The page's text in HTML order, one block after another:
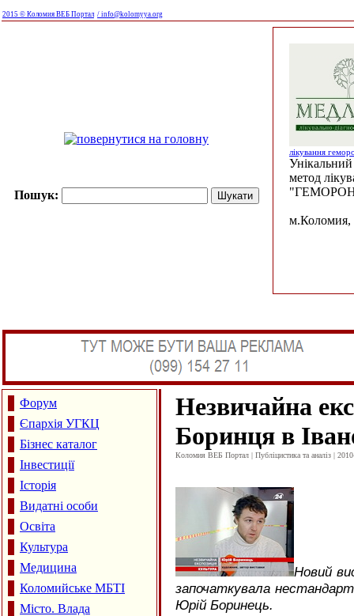
2015 © Коломия ВЕБ Портал / info@kolomyya.org
Пошук:
лікування
Унікальний
метод
м.Коломия,
Форум
Єпархія УГКЦ
Бізнес каталог
Інвестиції
Історія
Видатні особи
Освіта
Культура
Медицина
Коломийське МБТІ
Місто. Влада
Незвичайна
Боринця в
Коломия ВЕБ Портал | Публіцистика та аналіз |
Новий
започаткувала
Юрій Боринець.